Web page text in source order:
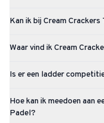
De club is gevestigd in
Kan ik bij Cream
Waar vind ik Cream
Hoorn 98 te Groningen.
Is er een ladder
Crackers Tennis &
aanmelden zodra er een
Hoe kan ik meedoen aan
Padel?